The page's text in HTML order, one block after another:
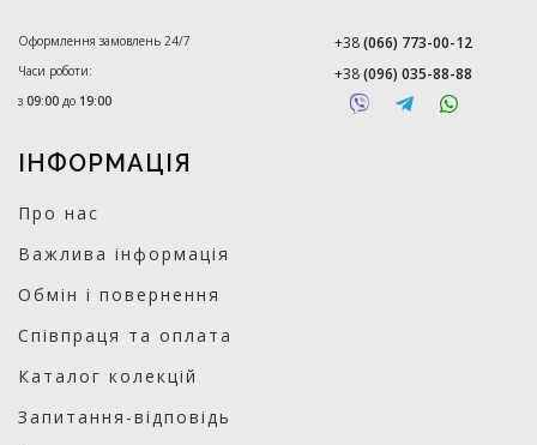
Оформлення замовлень 24/7
Часи роботи:
з 09:00 до 19:00
+38(066) 773-00-12
+38(096) 035-88-88
ІНФОРМАЦІЯ
Про нас
Важлива інформація
Обмін і повернення
Співпраця та оплата
Каталог колекцій
Запитання-відповідь